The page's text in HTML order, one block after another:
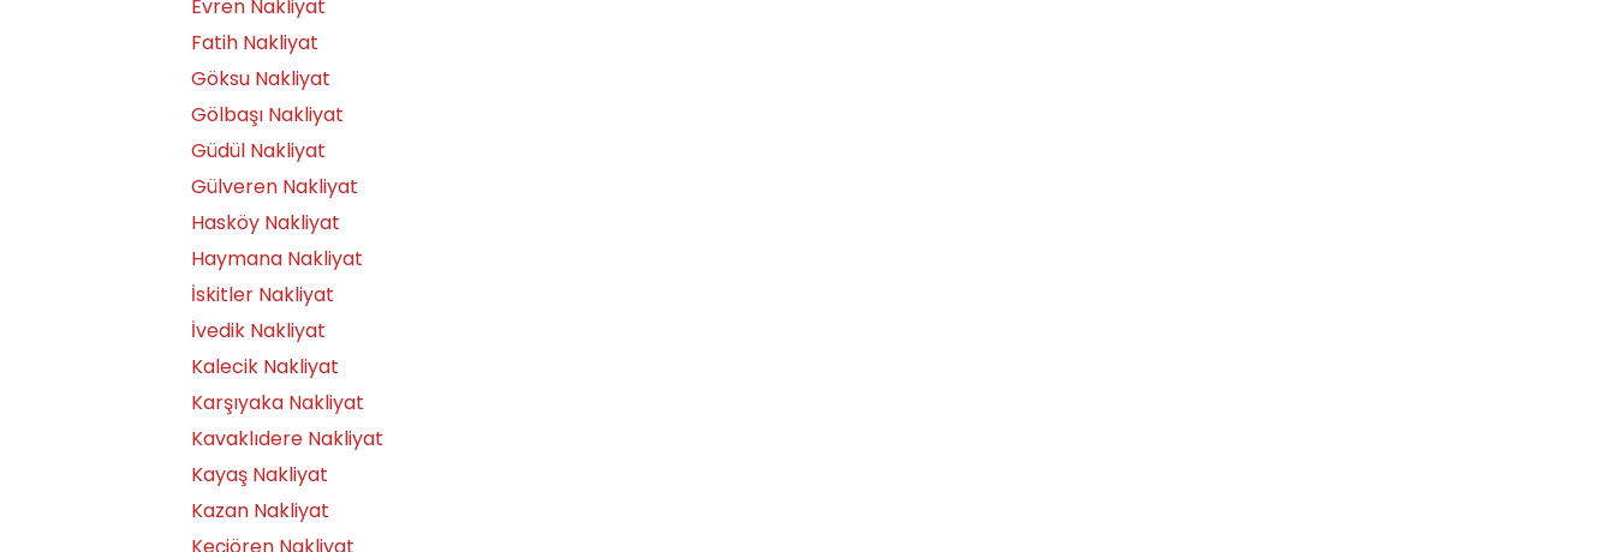
Evren Nakliyat
Fatih Nakliyat
Göksu Nakliyat
Gölbaşı Nakliyat
Güdül Nakliyat
Gülveren Nakliyat
Hasköy Nakliyat
Haymana Nakliyat
İskitler Nakliyat
İvedik Nakliyat
Kalecik Nakliyat
Karşıyaka Nakliyat
Kavaklıdere Nakliyat
Kayaş Nakliyat
Kazan Nakliyat